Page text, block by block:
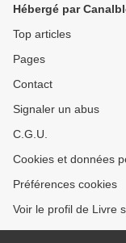
Hébergé par
Top articles
Pages
Contact
Signaler un abus
C.G.U.
Cookies et données
Préférences cookies
Voir le profil de Livre